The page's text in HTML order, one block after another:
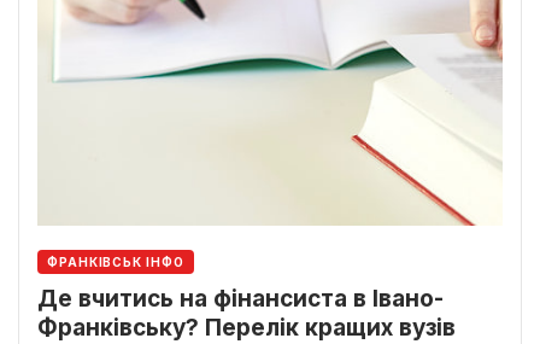
ФРАНКІВСЬК ІНФО
Де вчитись на фінансиста в Івано-
Франківську? Перелік кращих вузів